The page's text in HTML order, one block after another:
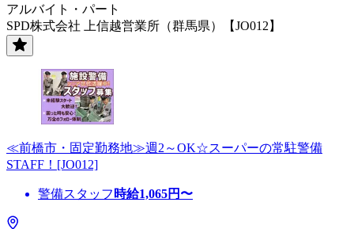
アルバイト・パート
SPD株式会社 上信越営業所（群馬県）【JO012】
≪前橋市・固定勤務地≫週2～OK☆スーパーの常駐警備
STAFF！[JO012]
警備スタッフ 時給1,065円〜